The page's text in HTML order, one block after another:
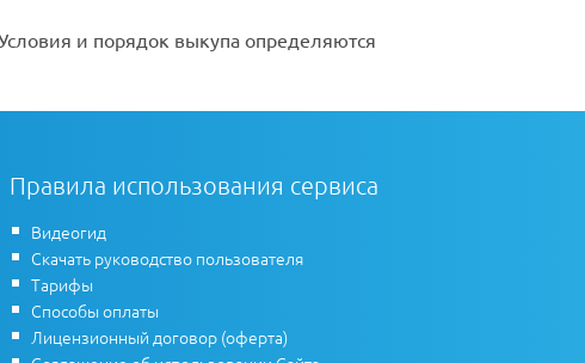
и порядок выкупа определяются
Правила использования сервиса
Видеогид
Скачать руководство пользователя
Тарифы
Способы оплаты
Лицензионный договор (оферта)